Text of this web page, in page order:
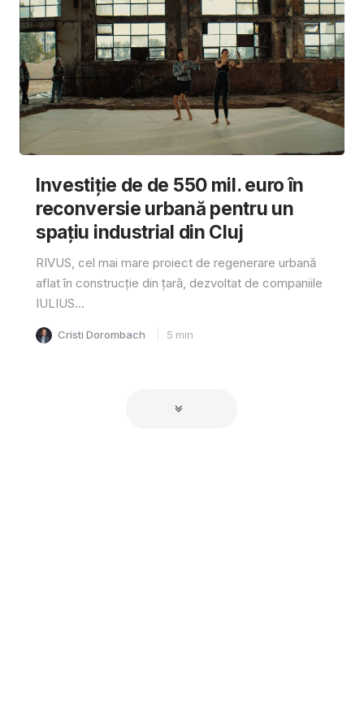
Investiție de de 550 mil. euro în
reconversie urbană pentru un
spațiu industrial din Cluj
RIVUS, cel mai mare proiect de regenerare urbană
aflat în construcție din țară, dezvoltat de companiile
IULIUS...
Cristi Dorombach 5 min